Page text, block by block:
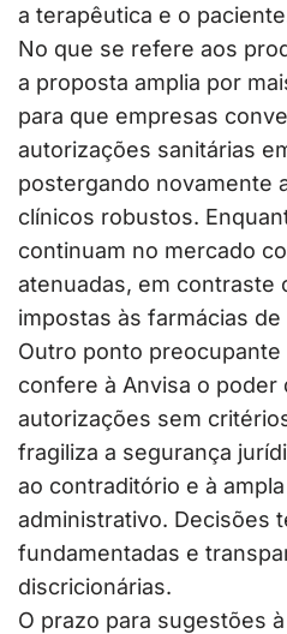
a terapêutica e o
No que se refere aos
a proposta amplia por
para que empresas
autorizações sanitárias
postergando novamente
clínicos robustos.
continuam no mercado
atenuadas, em contraste
impostas às farmácias de
Outro ponto preocupante
confere à Anvisa o poder
autorizações sem
fragiliza a segurança
ao contraditório e à
administrativo. Decisões
fundamentadas e
discricionárias.
O prazo para sugestões